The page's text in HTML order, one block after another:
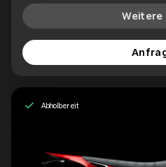
Weitere
Abholbereit